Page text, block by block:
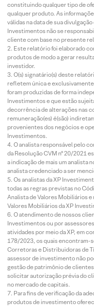
constituindo qualquer tipo de
qualquer produto. As
válidas na data de sua
Investimentos não se
cliente com base no presente
Este relatório foi elaborado
produtos de modo a gerar
investidor.
O(s) signatário(s) deste
refletem única e
foram produzidas de forma
Investimentos e que estão
decorrência de alterações nas
remuneração(es) é(são)
provenientes dos negócios e
Investimentos.
O analista responsável pelo
da Resolução CVM nº 20/2021
a indicação de mais um analista
analista credenciado a ser
Os analistas da XP
todas as regras previstas no
Analista de Valores Mobiliários
Valores Mobiliários da XP
O atendimento de nossos
Investimentos ou por
atividades por meio da XP, em
178/2023, os quais encontram-
Corretoras e Distribuidoras de
assessor de investimento não
gestão de patrimônio de
solicitar autorização prévia do
no mercado de capitais.
Para fins de verificação da
produtos de investimento